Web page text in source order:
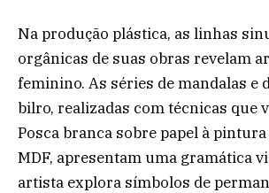
Na produção plástica, as linhas
orgânicas de suas obras revelam
feminino. As séries de mandalas e
bilro, realizadas com técnicas que
Posca branca sobre papel à
MDF, apresentam uma gramática
artista explora símbolos de